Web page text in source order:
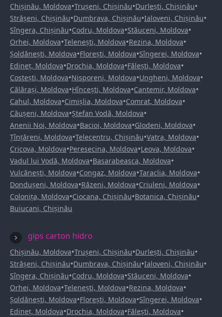
Chișinău, Moldova•Trușeni, Chișinău•Durlești, Chișinău•
Strășeni, Chișinău•Dumbrava, Chișinău•Ialoveni, Chișinău•
Sîngera, Chișinău•Codru, Moldova•Stăuceni, Moldova•
Orhei, Moldova•Telenești, Moldova•Rezina, Moldova•
Șoldănești, Moldova•Florești, Moldova•Sîngerei, Moldova•
Edineț, Moldova•Drochia, Moldova•Fălești, Moldova•
Costești, Moldova•Nisporeni, Moldova•Ungheni, Moldova•
Călărași, Moldova•Hîncești, Moldova•Cantemir, Moldova•
Cahul, Moldova•Cimișlia, Moldova•Comrat, Moldova•
Căușeni, Moldova•Ștefan Vodă, Moldova•
Anenii Noi, Moldova•Bacioi, Moldova•Glodeni, Moldova•
Țînțăreni, Moldova•Telecentru, Chișinău•Vatra, Moldova•
Cricova, Moldova•Peresecina, Moldova•Leova, Moldova•
Vadul lui Vodă, Moldova•Basarabeasca, Moldova•
Vulcănești, Moldova•Congaz, Moldova•Taraclia, Moldova•
Dondușeni, Moldova•Răzeni, Moldova•Criuleni, Moldova•
Colonița, Moldova•Ciocana, Chișinău•Botanica, Chișinău•
Buiucani, Chișinău
gips carton hidro
Chișinău, Moldova•Trușeni, Chișinău•Durlești, Chișinău•
Strășeni, Chișinău•Dumbrava, Chișinău•Ialoveni, Chișinău•
Sîngera, Chișinău•Codru, Moldova•Stăuceni, Moldova•
Orhei, Moldova•Telenești, Moldova•Rezina, Moldova•
Șoldănești, Moldova•Florești, Moldova•Sîngerei, Moldova•
Edineț, Moldova•Drochia, Moldova•Fălești, Moldova•